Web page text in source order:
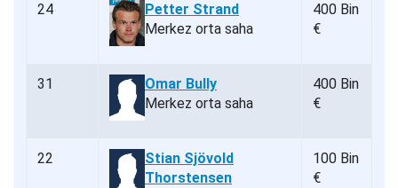
24
Petter Strand
Merkez orta saha
400 Bin
€
31
Omar Bully
Merkez orta saha
400 Bin
€
22
Stian Sjövold
Thorstensen
100 Bin
€